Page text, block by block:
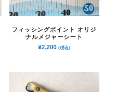
フィッシングポイント オリジ
ナルメジャーシート
¥2,200 (税込)